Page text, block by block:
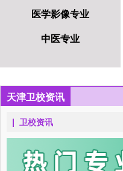
医学影像专业
中医专业
天津卫校资讯
卫校资讯